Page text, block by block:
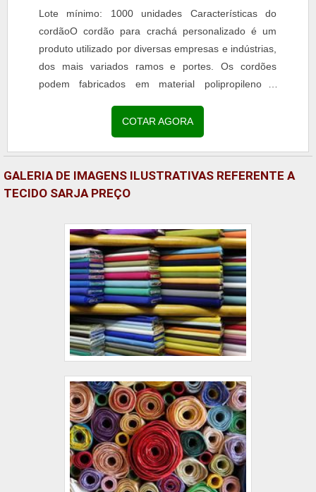
Lote mínimo: 1000 unidades Características do
cordãoO cordão para crachá personalizado é um
produto utilizado por diversas empresas e indústrias,
dos mais variados ramos e portes. Os cordões
podem fabricados em material polipropileno e
COTAR AGORA
GALERIA DE IMAGENS ILUSTRATIVAS REFERENTE A
TECIDO SARJA PREÇO